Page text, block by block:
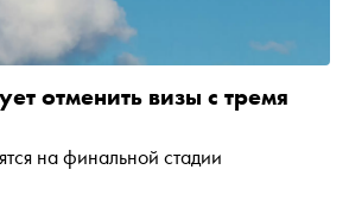
отменить визы с тремя
на финальной стадии